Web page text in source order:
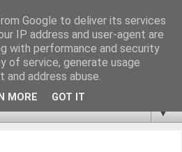
là haut
Astroparticules, Cosmologie.
ISSN 2272-5768
▼
Google to deliver its services
IP address and user-agent are
with performance and security
of service, generate usage
address abuse.
MORE GOT IT